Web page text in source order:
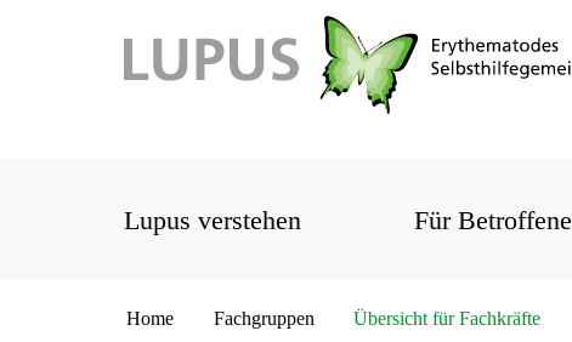
Lupus verstehen Für Betroffene
Home Fachgruppen Übersicht für Fachkräfte